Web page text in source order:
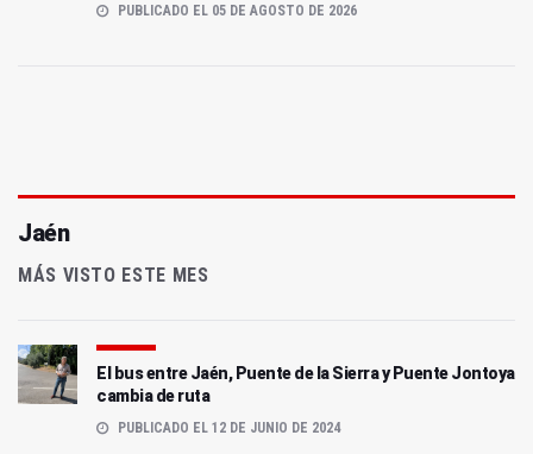
PUBLICADO EL 05 DE AGOSTO DE 2026
Jaén
MÁS VISTO ESTE MES
El bus entre Jaén, Puente de la Sierra y Puente Jontoya
cambia de ruta
PUBLICADO EL 12 DE JUNIO DE 2024